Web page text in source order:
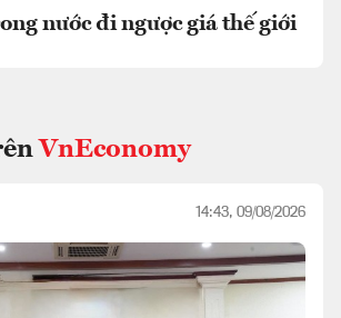
nước đi ngược giá thế giới
VnEconomy
14:43, 09/08/2026